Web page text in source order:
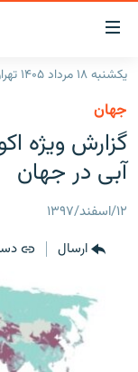
لینک‌های
قابلیت
دسترسی
بازگشت
به
منوی
اصلی
رفتن
صفحه
جستجو
ایران
جهان
برنامه‌های رادیویی
فرکانس‌ها
چندرسانه‌ای
گزارش‌های تصویری
گزارش‌های ویدئویی
زنان فردا
English
یکشنبه ۱۸ مرداد ۱۴۰۵ تهران ۱۲:۱۱
جهان
گزارش ویژه
آبی در جهان
۱۲/اسفند/۱۳۹۷
ارسال